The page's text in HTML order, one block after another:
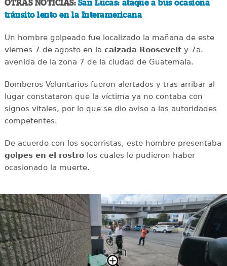
OTRAS NOTICIAS: San Lucas: ataque a bus ocasiona
tránsito lento en la Interamericana
Un hombre golpeado fue localizado la mañana de este
viernes 7 de agosto en la calzada Roosevelty 7a.
avenida de la zona 7 de la ciudad de Guatemala.
Bomberos Voluntarios fueron alertados y tras arribar al
lugar constataron que la víctima ya no contaba con
signos vitales, por lo que se dio aviso a las autoridades
competentes.
De acuerdo con los socorristas, este hombre presentaba
golpes en el rostrolos cuales le pudieron haber
ocasionado la muerte.